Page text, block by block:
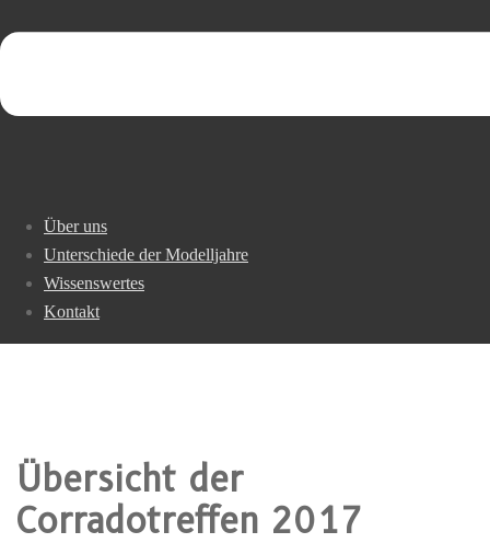
Über uns
Unterschiede der Modelljahre
Wissenswertes
Kontakt
Übersicht der
Corradotreffen 2017